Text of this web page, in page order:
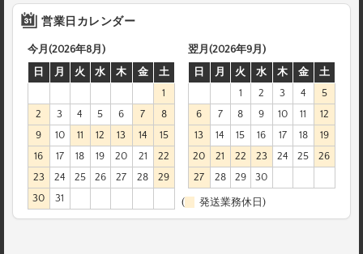
営業日カレンダー
今月(2026年8月)
日
月 火 水 木 金
土
1
2
3 4 5 6 7
8
9
10 11 12 13 14
15
16
17 18 19 20 21
22
23
24 25 26 27 28
29
30
31
翌月(2026年9月)
日
月 火 水 木 金
土
1
2 3 4
5
6
7 8 9 10 11
12
13
14 15 16 17 18
19
20
21 22 23 24 25
26
27
28 29 30
( 発送業務休日)